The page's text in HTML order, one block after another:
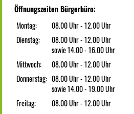
Öffnungszeiten Bürgerbüro:
Montag:
08.00 Uhr - 12.00 Uhr
Dienstag:
08.00 Uhr - 12.00 Uhr
sowie 14.00 - 16.00 Uhr
Mittwoch:
08.00 Uhr - 12.00 Uhr
Donnerstag: 08.00 Uhr - 12.00 Uhr
sowie 14.00 - 19.00 Uhr
Freitag:
08.00 Uhr - 12.00 Uhr